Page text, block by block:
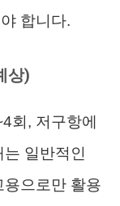
합니다.
상)
회, 저구항에
일반적인
으로만 활용